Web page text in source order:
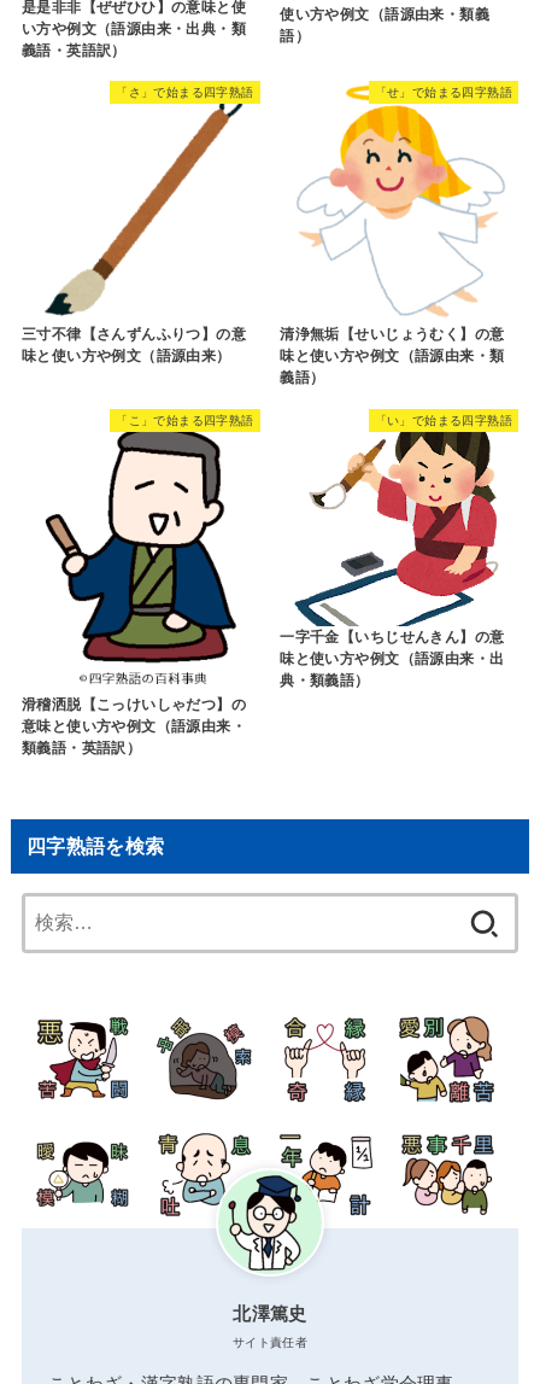
是是非非【ぜぜひひ】の意味と使
い方や例文（語源由来・出典・類
義語・英語訳）
使い方や例文（語源由来・類義
語）
「さ」で始まる四字熟語
三寸不律【さんずんふりつ】の意
味と使い方や例文（語源由来）
「せ」で始まる四字熟語
清浄無垢【せいじょうむく】の意
味と使い方や例文（語源由来・類
義語）
「こ」で始まる四字熟語
滑稽洒脱【こっけいしゃだつ】の
意味と使い方や例文（語源由来・
類義語・英語訳）
「い」で始まる四字熟語
一字千金【いちじせんきん】の意
味と使い方や例文（語源由来・出
典・類義語）
四字熟語を検索
索:
北澤篤史
サイト責任者